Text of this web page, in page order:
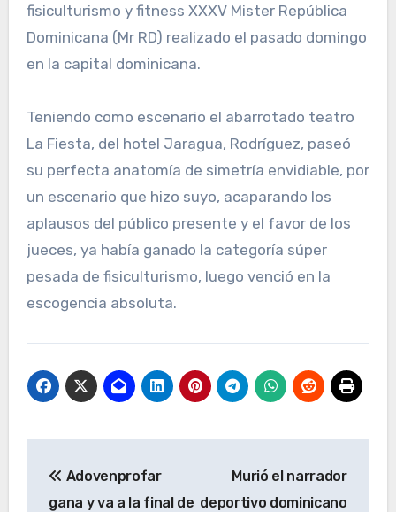
fisiculturismo y fitness XXXV Mister República
Dominicana (Mr RD) realizado el pasado domingo
en la capital dominicana.
Teniendo como escenario el abarrotado teatro
La Fiesta, del hotel Jaragua, Rodríguez, paseó
su perfecta anatomía de simetría envidiable, por
un escenario que hizo suyo, acaparando los
aplausos del público presente y el favor de los
jueces, ya había ganado la categoría súper
pesada de fisiculturismo, luego venció en la
escogencia absoluta.
de
Adovenprofar
gana y va a la final de
Murió el narrador
deportivo dominicano